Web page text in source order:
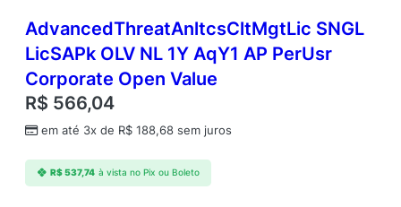
AdvancedThreatAnltcsCltMgtLic SNGL
LicSAPk OLV NL 1Y AqY1 AP PerUsr
Corporate Open Value
R$ 566,04
em até 3x de R$ 188,68 sem juros
R$537,74 à vista no Pix ou Boleto